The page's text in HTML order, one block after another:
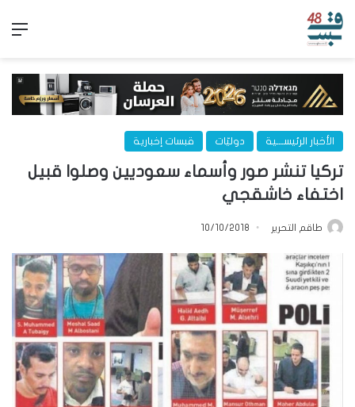
الأخبار الرئيســـية دوليّات قبسات إخبارية
تركيا تنشر صور وأسماء سعوديين وصلوا قبيل
اختفاء خاشقجي
طاقم التحرير 10/10/2018